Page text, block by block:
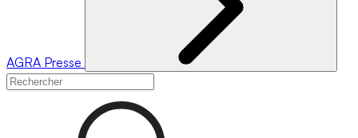
AGRA Presse